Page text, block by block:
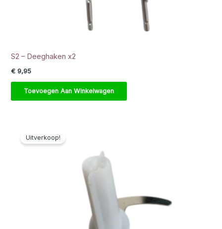
S2 – Deeghaken x2
€ 9,95
Toevoegen Aan Winkelwagen
Uitverkoop!